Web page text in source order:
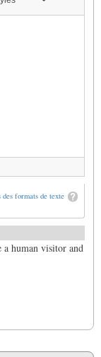
des formats de texte
a human visitor and